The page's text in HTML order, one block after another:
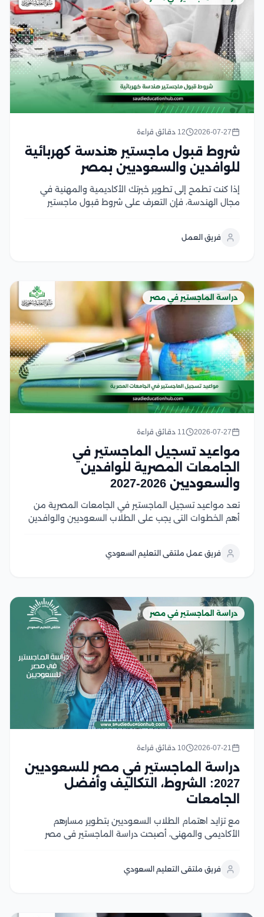
2026-07-27 12 دقائق قراءة
شروط قبول ماجستير هندسة كهربائية
للوافدين والسعوديين بمصر
إذا كنت تطمح إلى تطوير خبرتك الأكاديمية والمهنية في
مجال الهندسة، فإن التعرف على شروط قبول ماجستير
متقدمة تجمع بين الجانب الأكاديمي والتطبيقي، مع...
فريق العمل
دراسة الماجستير في مصر
2026-07-27 11 دقائق قراءة
مواعيد تسجيل الماجستير في
الجامعات المصرية للوافدين
والسعوديين 2026-2027
تعد مواعيد تسجيل الماجستير في الجامعات المصرية من
أهم الخطوات التي يجب على الطلاب السعوديين والوافدين
العليا في الجامعات الحكومية والخاصة والأهلية، وتوفر مصر
فريق عمل ملتقى التعليم السعودي
دراسة الماجستير في مصر
2026-07-21 10 دقائق قراءة
دراسة الماجستير في مصر للسعوديين
2027: الشروط، التكاليف وأفضل
الجامعات
مع تزايد اهتمام الطلاب السعوديين بتطوير مسارهم
الأكاديمي والمهني، أصبحت دراسة الماجستير في مصر
الدراسة، وتوفر الجامعات المصرية برامج دراسات عليا في
فريق ملتقى التعليم السعودي